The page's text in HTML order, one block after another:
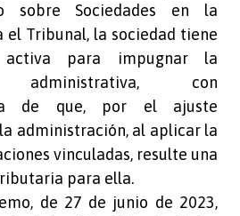
sobre Sociedades en la
el Tribunal, la sociedad tiene
activa para impugnar la
administrativa, con
de que, por el ajuste
administración, al aplicar la
vinculadas, resulte una
para ella.
de 27 de junio de 2023,